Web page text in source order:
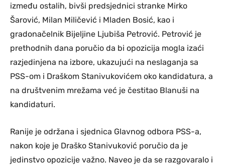
između ostalih, bivši predsjednici stranke Mirko
Šarović, Milan Miličević i Mladen Bosić, kao i
gradonačelnik Bijeljine Ljubiša Petrović. Petrović je
prethodnih dana poručio da bi opozicija mogla izaći
razjedinjena na izbore, ukazujući na neslaganja sa
PSS-om i Draškom Stanivukovićem oko kandidatura, a
na društvenim mrežama već je čestitao Blanuši na
kandidaturi.
Ranije je održana i sjednica Glavnog odbora PSS-a,
nakon koje je Draško Stanivuković poručio da je
jedinstvo opozicije važno. Naveo je da se razgovaralo i